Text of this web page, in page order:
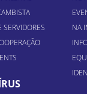
NA